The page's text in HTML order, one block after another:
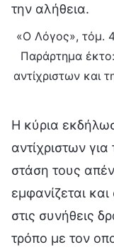
την αλήθεια.
«Ο Λόγος», τόμ.
Παράρτημα
αντίχριστων και
Η κύρια
αντίχριστων
στάση τους
εμφανίζεται
στις συνήθεις
τρόπο με τον